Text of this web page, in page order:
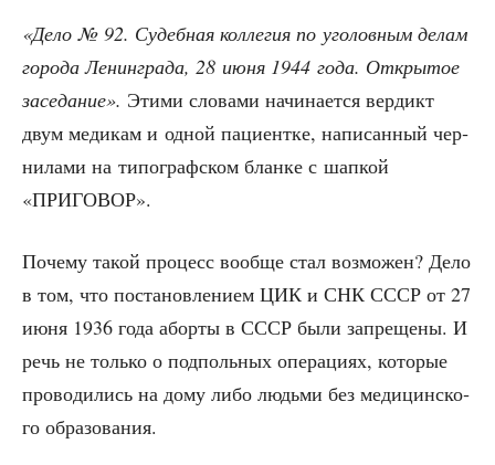
«Дело № 92. Судеб­ная кол­ле­гия по уго­лов­ным делам
горо­да Ленин­гра­да, 28 июня 1944 года. Откры­тое
засе­да­ние». Эти­ми сло­ва­ми начи­на­ет­ся вер­дикт
двум меди­кам и одной паци­ент­ке, напи­сан­ный чер­
ни­ла­ми на типо­граф­ском блан­ке с шап­кой
«ПРИГОВОР».
Поче­му такой про­цесс вооб­ще стал воз­мо­жен? Дело
в том, что поста­нов­ле­ни­ем ЦИК и СНК СССР от 27
июня 1936 года абор­ты в СССР были запре­ще­ны. И
речь не толь­ко о под­поль­ных опе­ра­ци­ях, кото­рые
про­во­ди­лись на дому либо людь­ми без меди­цин­ско­
го образования.